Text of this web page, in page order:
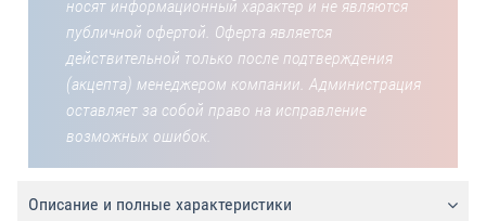
носят информационный характер и не являются
публичной офертой. Оферта является
действительной только после подтверждения
(акцепта) менеджером компании. Администрация
оставляет за собой право на исправление
возможных ошибок.
Описание и полные характеристики